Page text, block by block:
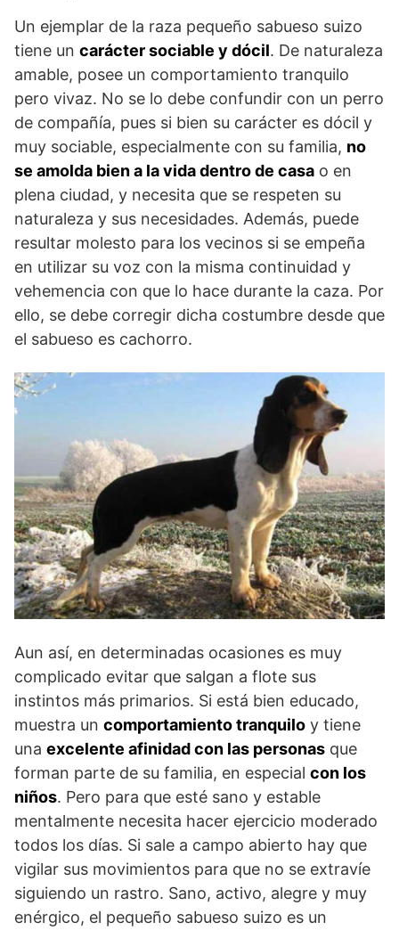
Un ejemplar de la raza pequeño sabueso suizo
tiene un carácter sociable y dócil. De naturale­za
amable, posee un comportamiento tranquilo
pero vivaz. No se lo debe confundir con un perro
de compañía, pues si bien su carácter es dócil y
muy sociable, especialmente con su familia, no
se amolda bien a la vida dentro de casa o en
plena ciudad, y necesita que se respeten su
naturaleza y sus necesidades. Además, puede
resultar molesto para los vecinos si se empeña
en utilizar su voz con la misma continuidad y
vehemencia con que lo hace durante la caza. Por
ello, se debe corregir dicha costumbre desde que
el sabueso es cachorro.
Aun así, en determinadas ocasiones es muy
complicado evitar que salgan a flote sus
instintos más primarios. Si está bien educado,
muestra un comportamiento tranquilo y tiene
una excelente afinidad con las personas que
forman parte de su familia, en especial con los
niños. Pero para que esté sano y estable
mentalmente necesita hacer ejercicio moderado
todos los días. Si sale a campo abierto hay que
vigilar sus movimientos para que no se extravíe
siguiendo un rastro. Sano, activo, alegre y muy
enérgico, el pequeño sabueso suizo es un